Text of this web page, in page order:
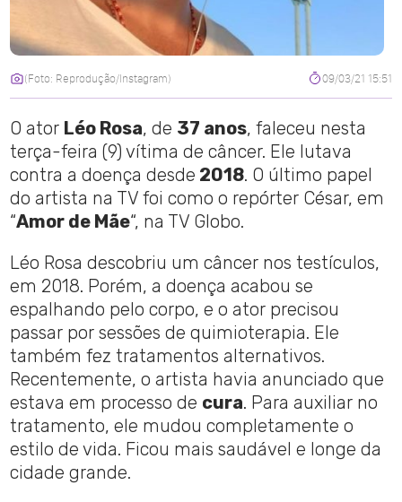
(Foto: Reprodução/Instagram) 09/03/21 15:51
O ator Léo Rosa, de 37 anos, faleceu nesta
terça-feira (9) vítima de câncer. Ele lutava
contra a doença desde 2018. O último papel
do artista na TV foi como o repórter César, em
“Amor de Mãe“, na TV Globo.
Léo Rosa descobriu um câncer nos testículos,
em 2018. Porém, a doença acabou se
espalhando pelo corpo, e o ator precisou
passar por sessões de quimioterapia. Ele
também fez tratamentos alternativos.
Recentemente, o artista havia anunciado que
estava em processo de cura. Para auxiliar no
tratamento, ele mudou completamente o
estilo de vida. Ficou mais saudável e longe da
cidade grande.